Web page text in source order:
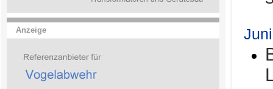
Anzeige